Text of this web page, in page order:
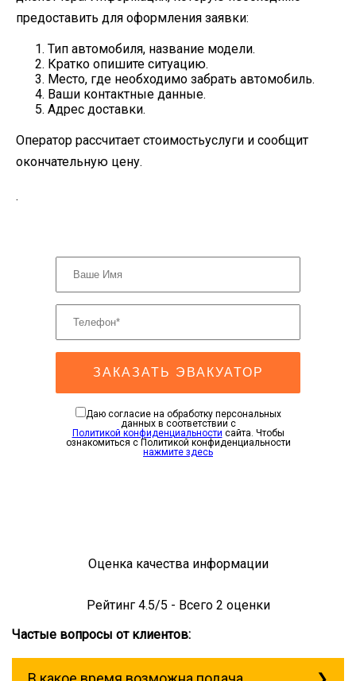
предоставить для оформления заявки:
Тип автомобиля, название модели.
Кратко опишите ситуацию.
Место, где необходимо забрать автомобиль.
Ваши контактные данные.
Адрес доставки.
Оператор рассчитает стоимостьуслуги и сообщит
окончательную цену.
.
ЗАКАЗАТЬ ЭВАКУАТОР
Даю согласие на обработку персональных
данных в соответствии с
Политикой конфиденциальности сайта. Чтобы
ознакомиться с Политикой конфиденциальности
нажмите здесь
Оценка качества информации
Рейтинг 4.5/5 - Всего 2 оценки
Частые вопросы от клиентов: